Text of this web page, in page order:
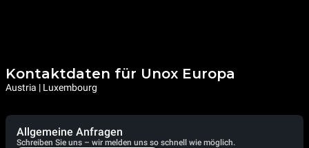
Kontaktdaten für Unox Europa
Austria | Luxembourg
Allgemeine Anfragen
Schreiben Sie uns – wir melden uns so schnell wie möglich.